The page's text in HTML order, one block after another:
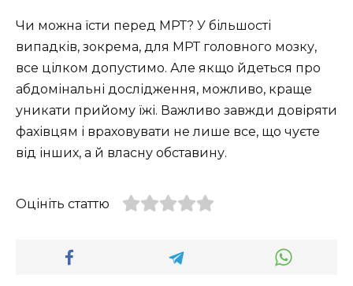
Чи можна їсти перед МРТ? У більшості
випадків, зокрема, для МРТ головного мозку,
все цілком допустимо. Але якщо йдеться про
абдомінальні дослідження, можливо, краще
уникати прийому їжі. Важливо завжди довіряти
фахівцям і враховувати не лише все, що чуєте
від інших, а й власну обставину.
Оцініть статтю